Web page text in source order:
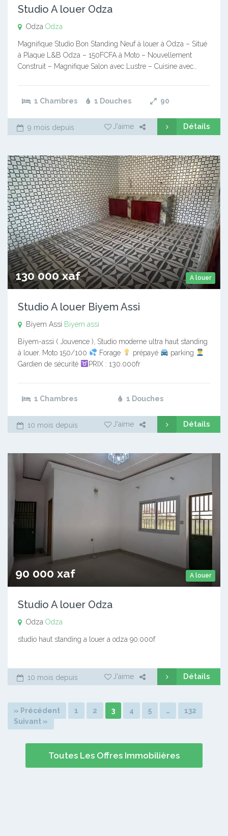
Studio A louer Odza
Odza Odza
Magnifique Studio Bon Standing Neuf à louer à Odza – Situé
à Plaque L&B Odza – 150FCFA à Moto – Nouvellement
Construit – Magnifique Salon avec Lustre – Cuisine avec…
1 Chambres 1 Douches 90
9 mois depuis J'aime Détails
A louer
130 000 xaf
Studio A louer Biyem Assi
Biyem Assi Biyem assi
Biyem-assi ( Jouvence ), Studio moderne ultra haut standing
à louer. Moto 150/100
Forage prépayé
parking
Gardien de sécurité
PRIX : 130.000fr
1 Chambres 1 Douches
10 mois depuis J'aime Détails
A louer
90 000 xaf
Studio A louer Odza
Odza Odza
studio haut standing a louer a odza 90.000f
10 mois depuis J'aime Détails
» Précédent 1 2 3 4 5 …
132
Suivant »
Toutes Les Offres Immobilières